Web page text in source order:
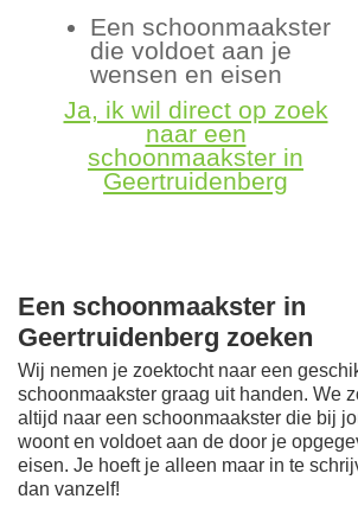
Een schoonmaakster
die voldoet aan je
wensen en eisen
Ja, ik wil direct op zoek
naar een
schoonmaakster in
Geertruidenberg
Een schoonmaakster in
Geertruidenberg zoeken
Wij nemen je zoektocht naar een
schoonmaakster graag uit handen. We
altijd naar een schoonmaakster die bij
woont en voldoet aan de door je
eisen. Je hoeft je alleen maar in te
dan vanzelf!